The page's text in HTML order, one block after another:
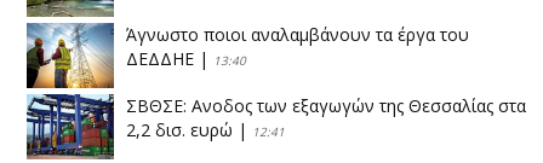
Άγνωστο ποιοι αναλαμβάνουν τα έργα του
ΔΕΔΔΗΕ | 13:40
ΣΒΘΣΕ: Aνοδος των εξαγωγών της Θεσσαλίας στα
2,2 δισ. ευρώ | 12:41